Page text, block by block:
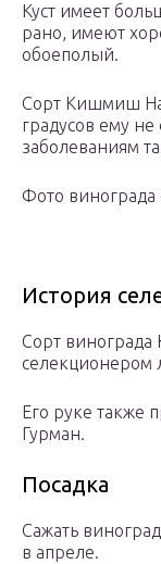
Куст имеет
рано, имеют
обоеполый.
Сорт Кишмиш
градусов ему
заболеваниям
Фото
История
Сорт
Его руке также
Гурман.
Посадка
Сажать
в апреле.